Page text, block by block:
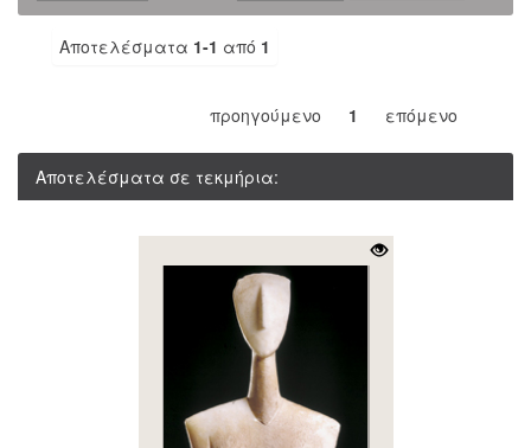
Αποτελέσματα 1-1 από 1
προηγούμενο 1 επόμενο
Αποτελέσματα σε τεκμήρια: